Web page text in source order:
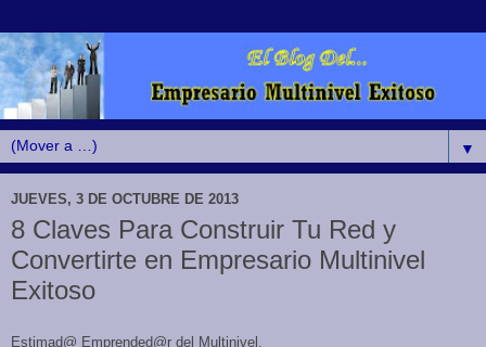
▼
JUEVES, 3 DE OCTUBRE DE 2013
8 Claves Para Construir Tu Red y
Convertirte en Empresario Multinivel
Exitoso
Estimad@ Emprended@r del Multinivel,